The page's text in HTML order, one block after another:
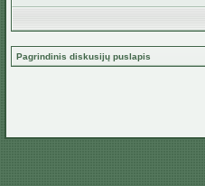
Pagrindinis diskusijų puslapis